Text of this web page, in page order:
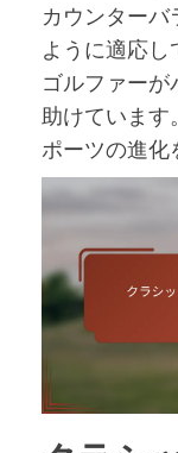
カウンター
ように適応
ゴルファー
助けています
ポーツの進化